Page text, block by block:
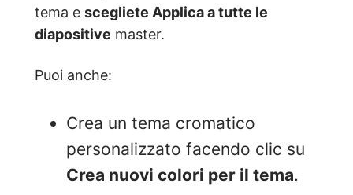
tema e scegliete Applica a tutte le
diapositive master.
Puoi anche:
Crea un tema cromatico
personalizzato facendo clic su
Crea nuovi colori per il tema.